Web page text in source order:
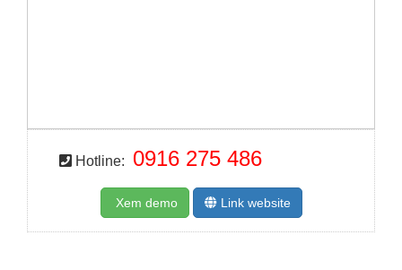
Hotline: 0916 275 486
Xem demo Link website